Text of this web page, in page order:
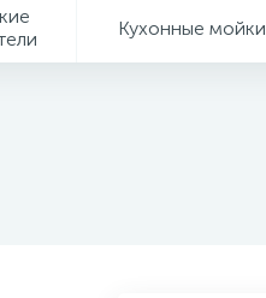
Кухонные мойки